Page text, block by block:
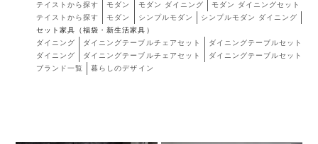
テイストから探す モダン モダン ダイニング
モダン ダイニングセット
テイストから探す
モダン シンプルモダン シンプルモダン ダイニング
セット家具（福袋・新生活家具）
ダイニング
ダイニングテーブルチェアセット
ダイニングテーブルセット テ
ダイニング
ダイニングテーブルチェアセット
ダイニングテーブルセット チ
ブランド一覧
暮らしのデザイン